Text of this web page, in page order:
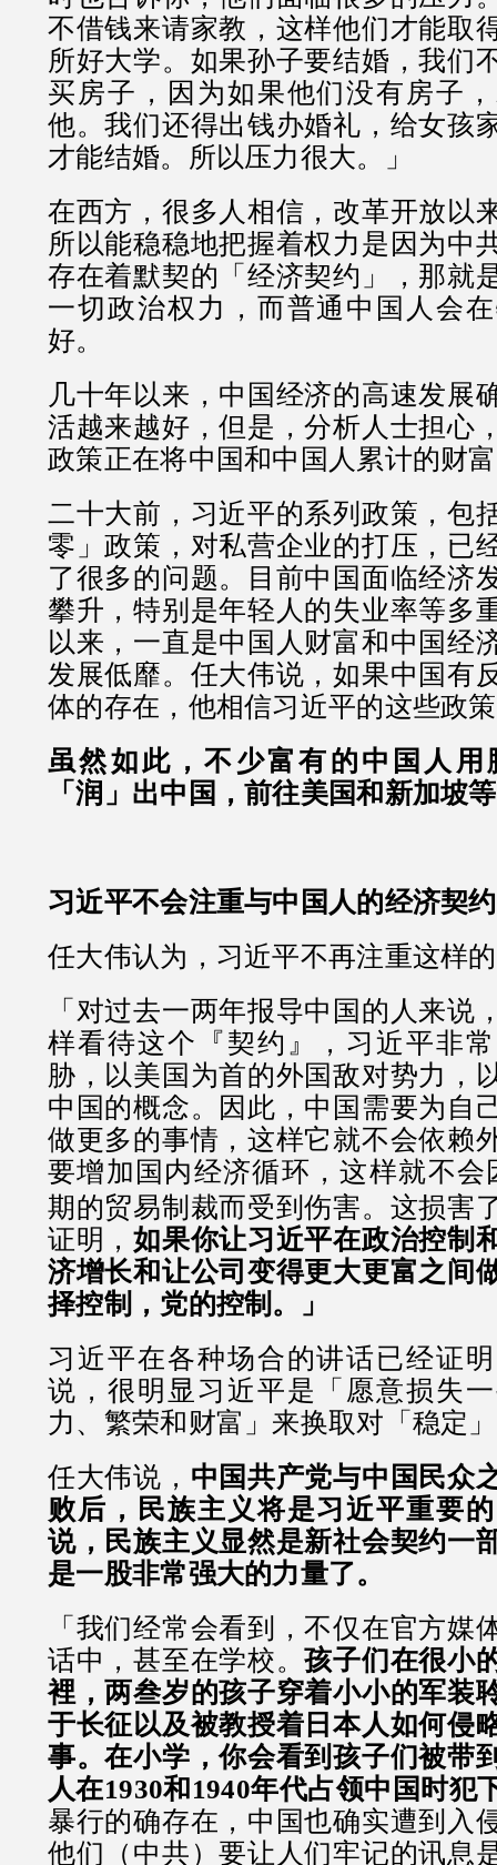
不借钱来请家教，这样他们才能取
所好大学。如果孙子要结婚，我们
买房子，因为如果他们没有房子
他。我们还得出钱办婚礼，给女孩
才能结婚。所以压力很大。」
在西方，很多人相信，改革开放以
所以能稳稳地把握着权力是因为中
存在着默契的「经济契约」，那就
一切政治权力，而普通中国人会
好。
几十年以来，中国经济的高速发展
活越来越好，但是，分析人士担心
政策正在将中国和中国人累计的财
二十大前，习近平的系列政策，包
零」政策，对私营企业的打压，已
了很多的问题。目前中国面临经济
攀升，特别是年轻人的失业率等多
以来，一直是中国人财富和中国经
发展低靡。任大伟说，如果中国有
体的存在，他相信习近平的这些政
虽然如此，不少富有的中国人用
「润」出中国，前往美国和新加坡
习近平不会注重与中国人的经济契约
任大伟认为，习近平不再注重这样
「对过去一两年报导中国的人来说
样看待这个『契约』，习近平非
胁，以美国为首的外国敌对势力，
中国的概念。因此，中国需要为自
做更多的事情，这样它就不会依赖
要增加国内经济循环，这样就不会
期的贸易制裁而受到伤害。这损害
证明，如果你让习近平在政治控制
济增长和让公司变得更大更富之间
择控制，党的控制。」
习近平在各种场合的讲话已经证
说，很明显习近平是「愿意损失
力、繁荣和财富」来换取对「稳定
任大伟说， 中国共产党与中国民众
败后，民族主义将是习近平重要
说，民族主义显然是新社会契约一
是一股非常强大的力量了。
「我们经常会看到，不仅在官方媒
话中，甚至在学校。孩子们在很小
裡，两叁岁的孩子穿着小小的军装
于长征以及被教授着日本人如何侵
事。在小学，你会看到孩子们被带
人在1930和1940年代占领中国时犯
暴行的确存在，中国也确实遭到入
他们（中共）要让人们牢记的讯息